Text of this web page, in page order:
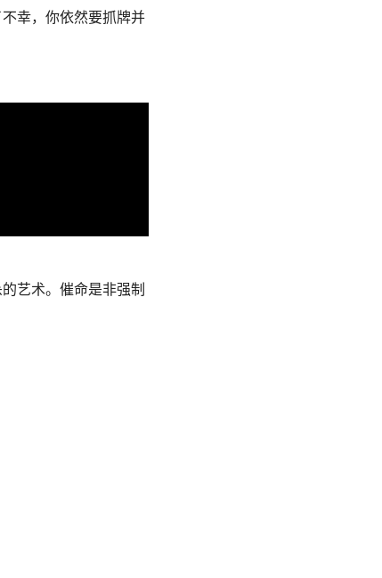
幸，你依然要抓牌并
艺术。催命是非强制